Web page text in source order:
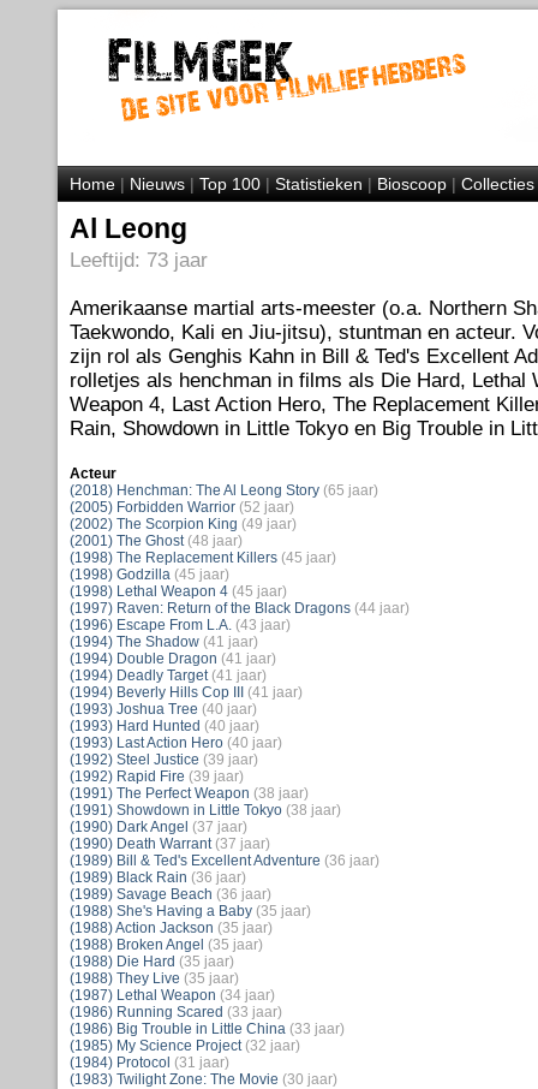
Home|Nieuws|Top 100|Statistieken|Bioscoop|Collecties
Al Leong
Leeftijd: 73 jaar
Amerikaanse martial arts-meester (o.a. Northern
Taekwondo, Kali en Jiu-jitsu), stuntman en acteur.
zijn rol als Genghis Kahn in Bill & Ted's Excellent
rolletjes als henchman in films als Die Hard, Lethal
Weapon 4, Last Action Hero, The Replacement
Rain, Showdown in Little Tokyo en Big Trouble in
Acteur
(2018) Henchman: The Al Leong Story (65 jaar)
(2005) Forbidden Warrior (52 jaar)
(2002) The Scorpion King (49 jaar)
(2001) The Ghost (48 jaar)
(1998) The Replacement Killers (45 jaar)
(1998) Godzilla (45 jaar)
(1998) Lethal Weapon 4 (45 jaar)
(1997) Raven: Return of the Black Dragons (44 jaar)
(1996) Escape From L.A. (43 jaar)
(1994) The Shadow (41 jaar)
(1994) Double Dragon (41 jaar)
(1994) Deadly Target (41 jaar)
(1994) Beverly Hills Cop III
(41 jaar)
(1993) Joshua Tree (40 jaar)
(1993) Hard Hunted (40 jaar)
(1993) Last Action Hero (40 jaar)
(1992) Steel Justice (39 jaar)
(1992) Rapid Fire (39 jaar)
(1991) The Perfect Weapon (38 jaar)
(1991) Showdown in Little Tokyo (38 jaar)
(1990) Dark Angel (37 jaar)
(1990) Death Warrant (37 jaar)
(1989) Bill & Ted's Excellent Adventure (36 jaar)
(1989) Black Rain (36 jaar)
(1989) Savage Beach (36 jaar)
(1988) She's Having a Baby (35 jaar)
(1988) Action Jackson (35 jaar)
(1988) Broken Angel (35 jaar)
(1988) Die Hard (35 jaar)
(1988) They Live (35 jaar)
(1987) Lethal Weapon (34 jaar)
(1986) Running Scared (33 jaar)
(1986) Big Trouble in Little China (33 jaar)
(1985) My Science Project (32 jaar)
(1984) Protocol (31 jaar)
(1983) Twilight Zone: The Movie (30 jaar)